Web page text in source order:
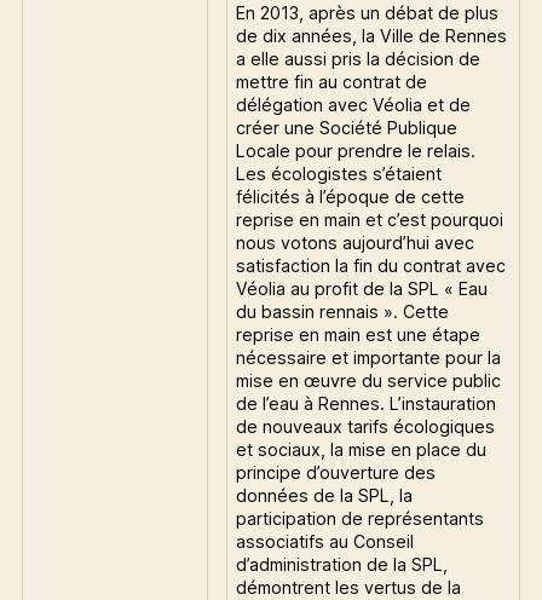
En 2013, après un débat de plus
de dix années, la Ville de Rennes
a elle aussi pris la décision de
mettre fin au contrat de
délégation avec Véolia et de
créer une Société Publique
Locale pour prendre le relais.
Les écologistes s’étaient
félicités à l’époque de cette
reprise en main et c’est pourquoi
nous votons aujourd’hui avec
satisfaction la fin du contrat avec
Véolia au profit de la SPL « Eau
du bassin rennais ». Cette
reprise en main est une étape
nécessaire et importante pour la
mise en œuvre du service public
de l’eau à Rennes. L’instauration
de nouveaux tarifs écologiques
et sociaux, la mise en place du
principe d’ouverture des
données de la SPL, la
participation de représentants
associatifs au Conseil
d’administration de la SPL,
démontrent les vertus de la